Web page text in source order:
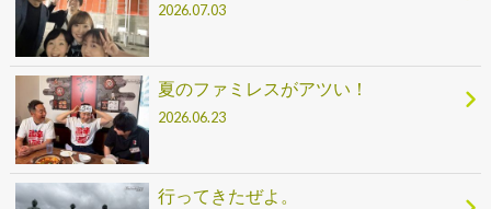
2026.07.03
夏のファミレスがアツい！
2026.06.23
行ってきたぜよ。